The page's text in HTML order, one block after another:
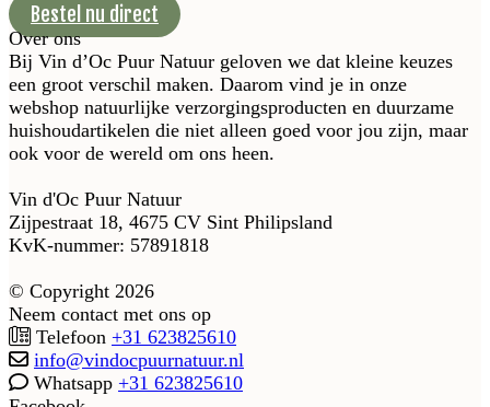
Bestel nu direct
Over ons
Bij Vin d’Oc Puur Natuur geloven we dat kleine keuzes
een groot verschil maken. Daarom vind je in onze
webshop natuurlijke verzorgingsproducten en duurzame
huishoudartikelen die niet alleen goed voor jou zijn, maar
ook voor de wereld om ons heen.
Vin d'Oc Puur Natuur
Zijpestraat 18, 4675 CV Sint Philipsland
KvK-nummer: 57891818
© Copyright 2026
Neem contact met ons op
Telefoon +31 623825610
info@vindocpuurnatuur.nl
Whatsapp +31 623825610